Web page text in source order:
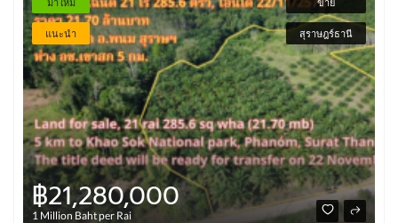
มาใหม่
แนะนำ
ขาย
สุราษฎร์ธานี
฿21,280,000
1 Million Baht per Rai